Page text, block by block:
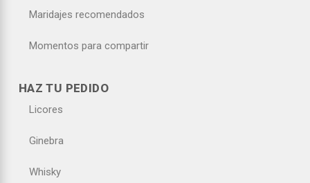
Maridajes recomendados
Momentos para compartir
HAZ TU PEDIDO
Licores
Ginebra
Whisky